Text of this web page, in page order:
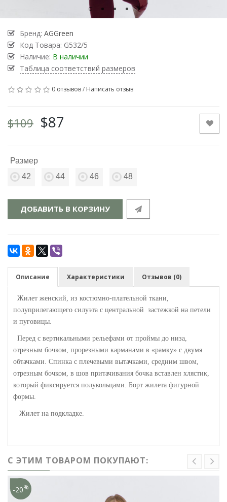
Бренд: AGGreen
Код Товара: G532/5
Наличие: В наличии
Таблица соответствий размеров
0 отзывов/ Написать отзыв
$109 $87
Размер
42
44 46 48
ДОБАВИТЬ В КОРЗИНУ
Описание Характеристики Отзывов (0)
Жилет женский, из костюмно-плательной ткани,
полуприлегающего силуэта с центральной застежкой на петели
и пуговицы.
Перед с вертикальными рельефами от проймы до низа,
отрезным бочком, прорезными карманами в «рамку» с двумя
обтачками. Спинка с плечевыми вытачками, средним швом,
отрезным бочком, в шов притачивания бочка вставлен хлястик,
который фиксируется полукольцами. Борт жилета фигурной
формы.
Жилет на подкладке.
С ЭТИМ ТОВАРОМ ПОКУПАЮТ:
-20%